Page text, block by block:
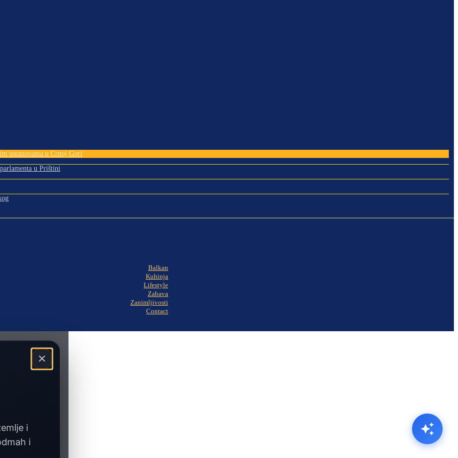
ustanovama u Crnoj Gori
u Prištini
Balkan
Kuhinja
Lifestyle
Zabava
Zanimljivosti
Contact
×
i
i